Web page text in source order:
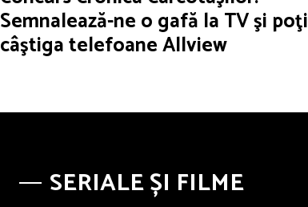
Semnalează-ne o gafă la TV şi poţi
câştiga telefoane Allview
SERIALE ȘI FILME